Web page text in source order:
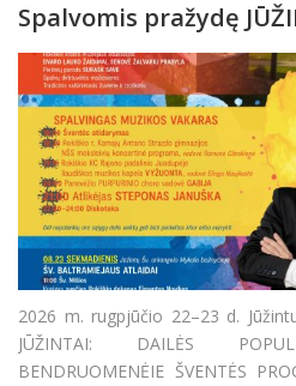
Spalvomis pražydę
2026 m. rugpjūčio 22–23 d.
JŪŽINTAI: DAILĖS
BENDRUOMENĖJE ŠVENTĖS